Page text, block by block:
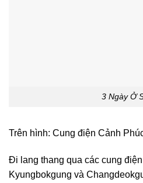
3 Ngày Ở
Trên hình: Cung điện Cảnh
Đi lang thang qua các cung
Kyungbokgung và